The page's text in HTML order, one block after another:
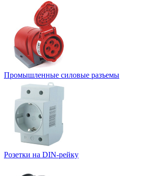
Промышленные силовые разъемы
Розетки на DIN-рейку